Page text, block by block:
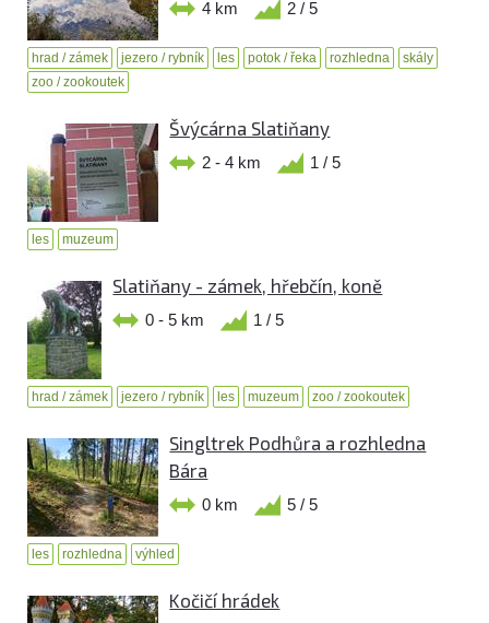
4 km 2 / 5
hrad / zámek jezero / rybník les potok / řeka rozhledna
skály
zoo / zookoutek
Švýcárna Slatiňany
2 - 4 km 1 / 5
les muzeum
Slatiňany - zámek, hřebčín, koně
0 - 5 km 1 / 5
hrad / zámek jezero / rybník les muzeum zoo / zookoutek
Singltrek Podhůra a rozhledna
Bára
0 km 5 / 5
les rozhledna výhled
Kočičí hrádek